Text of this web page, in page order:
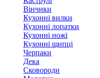
Вінчики
Кухонні вилки
Кухонні лопатки
Кухонні ножі
Кухонні щипці
Черпаки
Дека
Сковороди